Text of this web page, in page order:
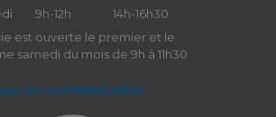
9h-12h
14h-16h30
est ouverte le premier et le
samedi du mois de 9h à 11h30
de confidentialité